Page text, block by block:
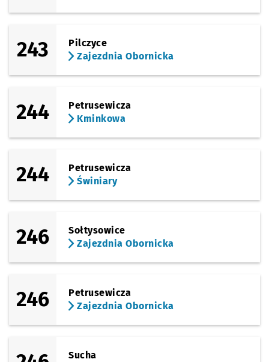
243
Pilczyce
Zajezdnia Obornicka
244
Petrusewicza
Kminkowa
244
Petrusewicza
Świniary
246
Sołtysowice
Zajezdnia Obornicka
246
Petrusewicza
Zajezdnia Obornicka
Sucha